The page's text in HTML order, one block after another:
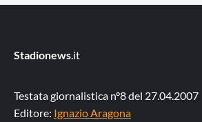
Stadionews .it
Testata giornalistica n°8 del 27.04.2007
Editore: Ignazio Aragona